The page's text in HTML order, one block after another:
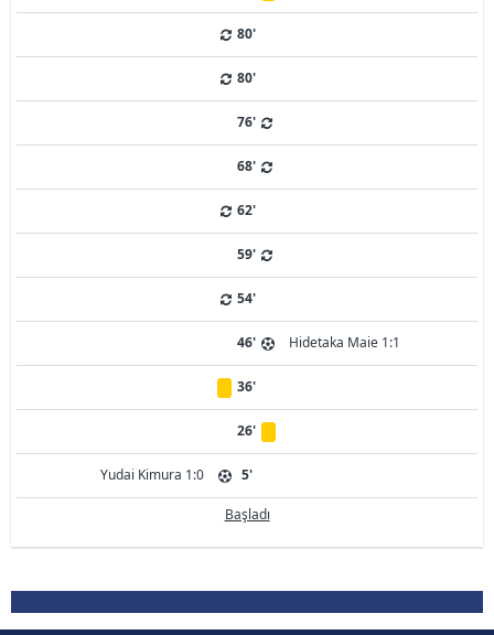
80'
80'
76'
68'
62'
59'
54'
46' Hidetaka Maie 1:1
36'
26'
Yudai Kimura 1:0 5'
Başladı